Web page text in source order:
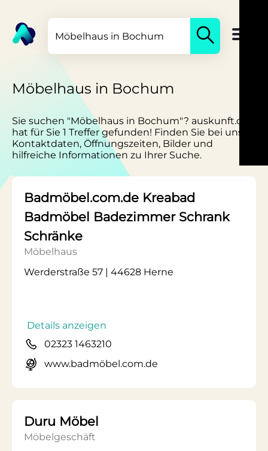
Möbelhaus in Bochum
Sie suchen "Möbelhaus in Bochum"? auskunft.de
hat für Sie 1 Treffer gefunden! Finden Sie bei uns
Kontaktdaten, Öffnungszeiten, Bilder und
hilfreiche Informationen zu Ihrer Suche.
Badmöbel.com.de Kreabad
Badmöbel Badezimmer Schrank
Schränke
Möbelhaus
Werderstraße 57 | 44628 Herne
Details anzeigen
02323 1463210
www.badmöbel.com.de
Duru Möbel
Möbelgeschäft